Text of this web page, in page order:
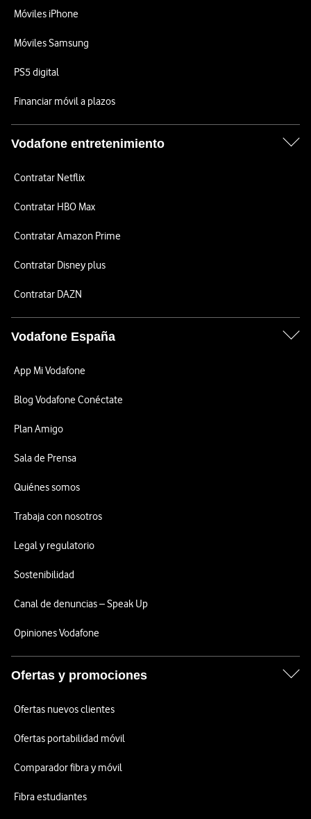
Móviles iPhone
Móviles Samsung
PS5 digital
Financiar móvil a plazos
Vodafone entretenimiento
Contratar Netflix
Contratar HBO Max
Contratar Amazon Prime
Contratar Disney plus
Contratar DAZN
Vodafone España
App Mi Vodafone
Blog Vodafone Conéctate
Plan Amigo
Sala de Prensa
Quiénes somos
Trabaja con nosotros
Legal y regulatorio
Sostenibilidad
Canal de denuncias – Speak Up
Opiniones Vodafone
Ofertas y promociones
Ofertas nuevos clientes
Ofertas portabilidad móvil
Comparador fibra y móvil
Fibra estudiantes